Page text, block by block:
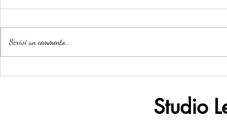
Scrivi un commento...
Studio